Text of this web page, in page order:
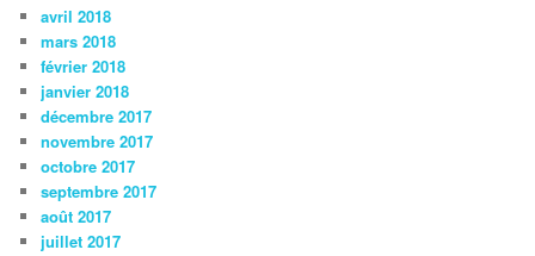
avril 2018
mars 2018
février 2018
janvier 2018
décembre 2017
novembre 2017
octobre 2017
septembre 2017
août 2017
juillet 2017